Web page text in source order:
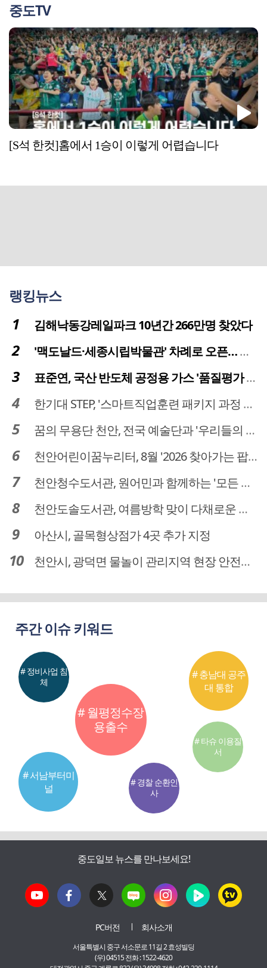
중도TV
[S석 한컷]홈에서 1승이 이렇게 어렵습니다
랭킹뉴스
김해낙동강레일파크 10년간 266만명 찾았다
'맥도날드·세종시립박물관' 차례로 오픈… 고운동 정주여건 좋아진다
표준연, 국산 반도체 공정용 가스 '품질평가 체계' 구축
한기대 STEP, '스마트직업훈련 패키지 과정 3기' 모집
꿈의 무용단 천안, 전국 예술단과 '우리들의 하모니' 선보여
천안어린이꿈누리터, 8월 '2026 찾아가는 팝업놀이터' 운영
천안청수도서관, 원어민과 함께하는 '모든 영어 모든 독서' 운영
천안도솔도서관, 여름방학 맞이 다채로운 독서문화 프로그램 운영
아산시, 골목형상점가 4곳 추가 지정
천안시, 광덕면 물놀이 관리지역 현장 안전점검 실시
주간 이슈 키워드
# 월평정수장
용출수
# 서남부터미
널
# 충남대 공주
대 통합
# 정비사업 침
체
# 경찰 순환인
사
# 타슈 이용질
서
중도일보 뉴스를 만나보세요!
PC버전 회사소개
서울특별시 중구 서소문로 11길 2 효성빌딩
(우) 04515 전화 : 1522-4620